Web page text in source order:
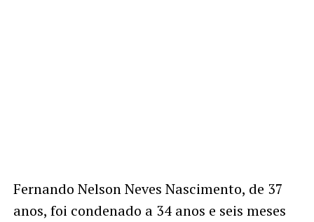
Fernando Nelson Neves Nascimento, de 37
anos, foi condenado a 34 anos e seis meses